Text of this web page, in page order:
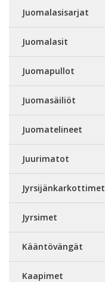
Juomalasisarjat
Juomalasit
Juomapullot
Juomasäiliöt
Juomatelineet
Juurimatot
Jyrsijänkarkottimet
Jyrsimet
Kääntövängät
Kaapimet